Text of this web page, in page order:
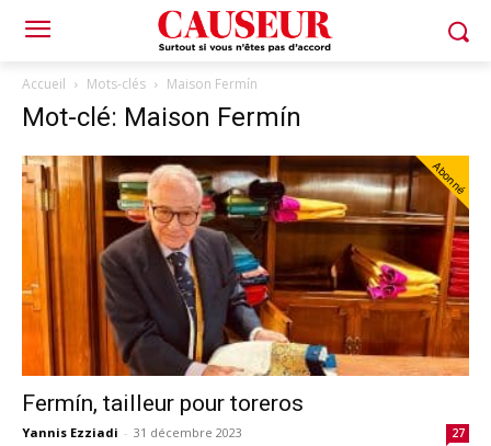
Accueil Mots-clés Maison Fermín
Mot-clé: Maison Fermín
Abonné
Fermín, tailleur pour toreros
Yannis Ezziadi - 31 décembre 2023 27